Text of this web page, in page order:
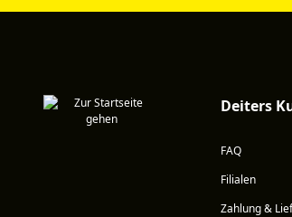
Deiters
FAQ
Filialen
Zahlung &